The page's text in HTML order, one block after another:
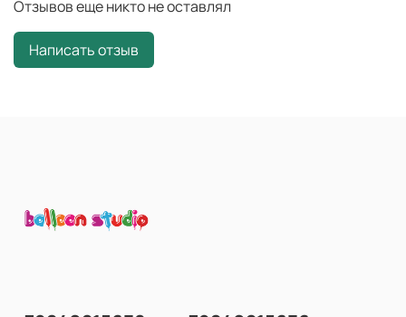
Отзывов еще никто не оставлял
Написать отзыв